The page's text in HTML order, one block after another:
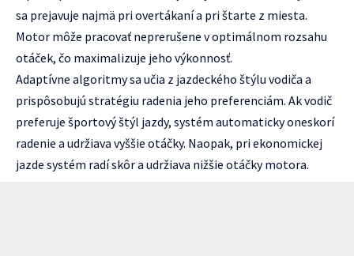
sa prejavuje najmä pri overtákaní a pri štarte z miesta.
Motor môže pracovať neprerušene v optimálnom rozsahu
otáček, čo maximalizuje jeho výkonnosť.
Adaptívne algoritmy sa učia z jazdeckého štýlu vodiča a
prispôsobujú stratégiu radenia jeho preferenciám. Ak vodič
preferuje športový štýl jazdy, systém automaticky oneskorí
radenie a udržiava vyššie otáčky. Naopak, pri ekonomickej
jazde systém radí skôr a udržiava nižšie otáčky motora.